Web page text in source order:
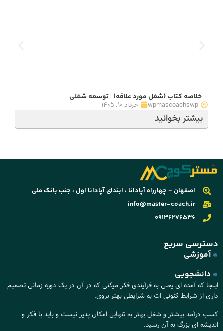
خلاصه کتاب (شغل مورد علاقه) | توسعه شغلی
wpmascoachswp خرداد ۱۰, ۱۴۰۵
بیشتر بخوانید
اصفهان - چهارراه آپادانا ، ابتدای آپادانا اول ، جنب بانک ملی
info@master-coach.ir
09136276536
سریع
آموزشی
دانشجویی
که آمده ای یعنی به فرآیندی فکر میکنی که در آن در یک دوره زمانی تصمیم
از شرایط کنونی ات به شرایطی بهتر بروی.
درآمد بیشتر و شغل بهتر به تنهایی امکان پذیر نیست و باید با فکر و
ای بزرگ به آن رسید.